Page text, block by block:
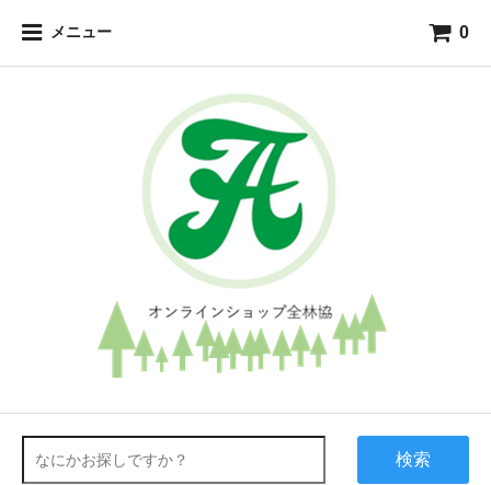
メニュー 0
検索